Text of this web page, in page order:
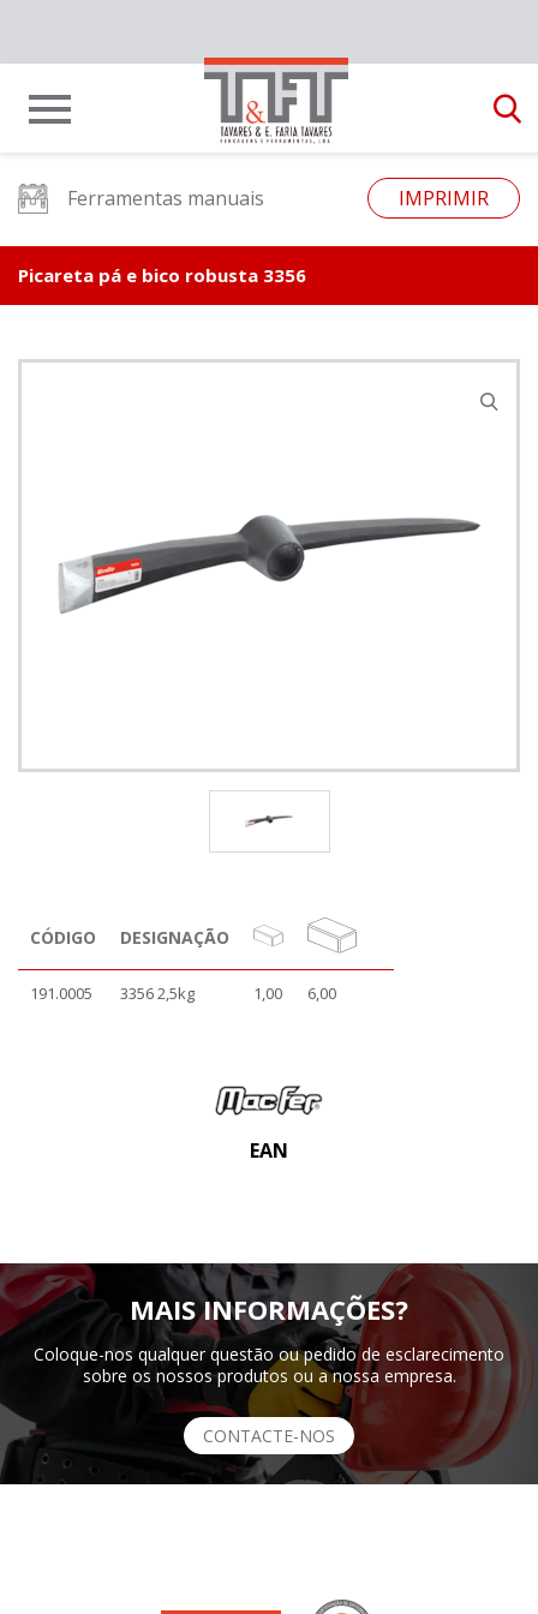
Ferramentas manuais IMPRIMIR
Picareta pá e bico robusta 3356
CÓDIGO DESIGNAÇÃO
191.0005 3356 2,5kg 1,00 6,00
EAN
MAIS INFORMAÇÕES?
Coloque-nos qualquer questão ou pedido de esclarecimento
sobre os nossos produtos ou a nossa empresa.
CONTACTE-NOS